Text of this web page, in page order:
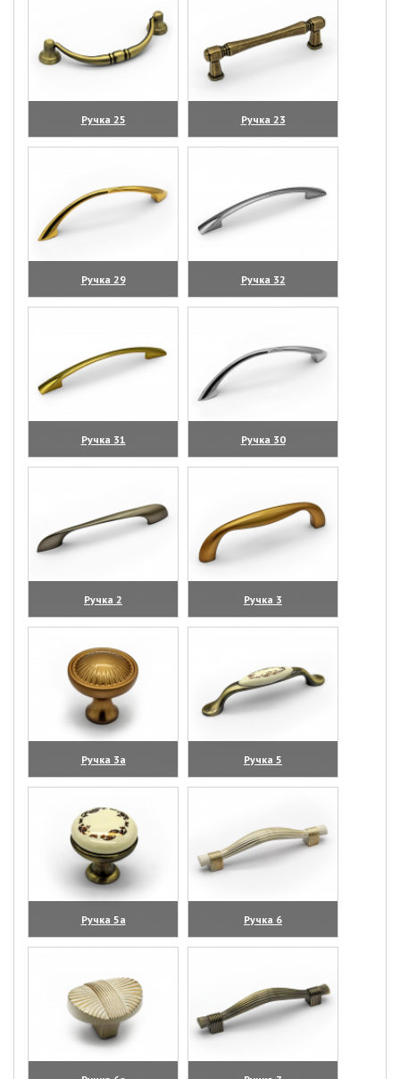
Ручка 25
(увеличить)
Ручка 23
(увеличить)
Ручка 29
(увеличить)
Ручка 32
(увеличить)
Ручка 31
(увеличить)
Ручка 30
(увеличить)
Ручка 2
(увеличить)
Ручка 3
(увеличить)
Ручка 3а
(увеличить)
Ручка 5
(увеличить)
Ручка 5а
(увеличить)
Ручка 6
(увеличить)